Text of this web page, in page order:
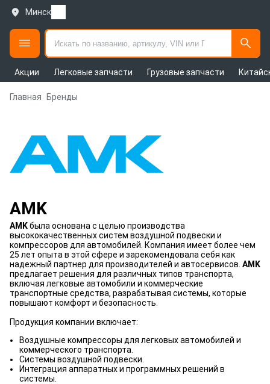
Минск
Акции Легковые запчасти Грузовые запчасти
Главная Бренды
AMK
AMKбыла основана с целью производства
высококачественных систем воздушной подвески и
компрессоров для автомобилей. Компания имеет более чем
25 лет опыта в этой сфере и зарекомендовала себя как
надежный партнер для производителей и автосервисов. AMK
предлагает решения для различных типов транспорта,
включая легковые автомобили и коммерческие
транспортные средства, разрабатывая системы, которые
повышают комфорт и безопасность.
Продукция компании включает:
Воздушные компрессоры для легковых автомобилей и
коммерческого транспорта.
Системы воздушной подвески.
Интеграция аппаратных и программных решений в
системы.